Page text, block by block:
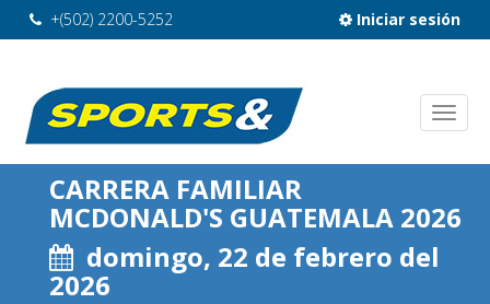
Iniciar sesión
+(502) 2200-5252
CARRERA FAMILIAR
MCDONALD'S GUATEMALA 2026
domingo, 22 de febrero del
2026